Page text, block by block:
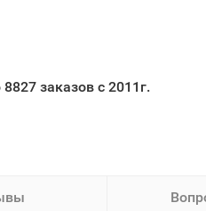
заказов с 2011г.